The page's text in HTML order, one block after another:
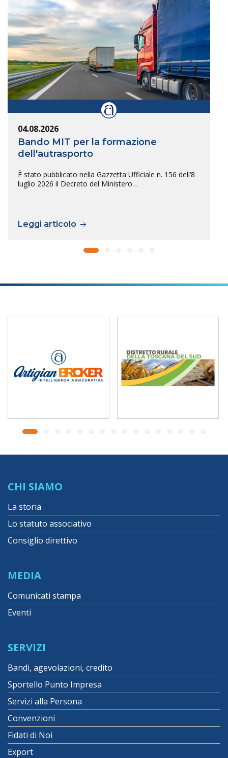
04.08.2026
Bando MIT per la formazione
dell'autrasporto
È stato pubblicato nella Gazzetta Ufficiale n. 156 dell’8
luglio 2026 il Decreto del Ministero…
Leggi articolo
CHI SIAMO
La storia
Lo statuto associativo
Consiglio direttivo
MEDIA
Comunicati stampa
Eventi
SERVIZI
Bandi, agevolazioni, credito
Sportello Punto Impresa
Servizi alla Persona
Convenzioni
Fidati di Noi
Export